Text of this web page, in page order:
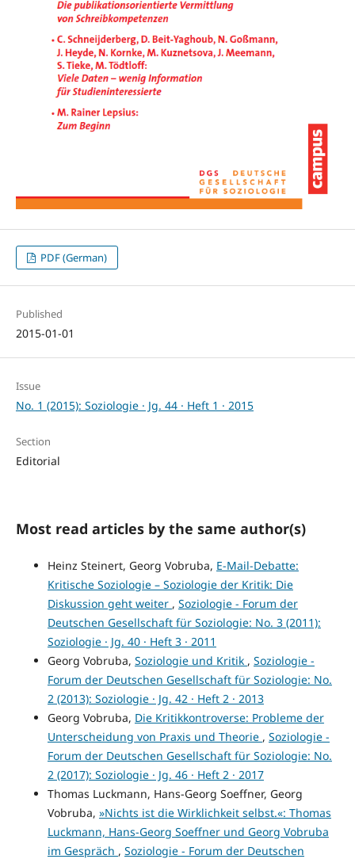
PDF (German)
Published
2015-01-01
Issue
No. 1 (2015): Soziologie · Jg. 44 · Heft 1 · 2015
Section
Editorial
Most read articles by the same author(s)
Heinz Steinert, Georg Vobruba, E-Mail-Debatte:
Kritische Soziologie – Soziologie der Kritik: Die
Diskussion geht weiter , Soziologie - Forum der
Deutschen Gesellschaft für Soziologie: No. 3 (2011):
Soziologie · Jg. 40 · Heft 3 · 2011
Georg Vobruba, Soziologie und Kritik , Soziologie -
Forum der Deutschen Gesellschaft für Soziologie: No.
2 (2013): Soziologie · Jg. 42 · Heft 2 · 2013
Georg Vobruba, Die Kritikkontroverse: Probleme der
Unterscheidung von Praxis und Theorie , Soziologie -
Forum der Deutschen Gesellschaft für Soziologie: No.
2 (2017): Soziologie · Jg. 46 · Heft 2 · 2017
Thomas Luckmann, Hans-Georg Soeffner, Georg
Vobruba, »Nichts ist die Wirklichkeit selbst.«: Thomas
Luckmann, Hans-Georg Soeffner und Georg Vobruba
im Gespräch , Soziologie - Forum der Deutschen